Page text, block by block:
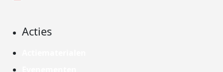
Acties